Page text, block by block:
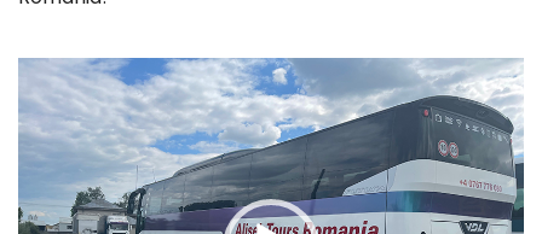
Player
video